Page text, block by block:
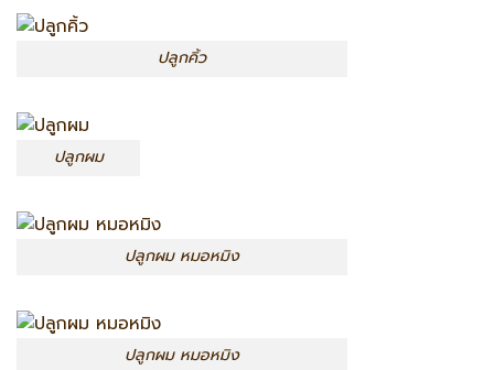
ปลูกคิ้ว
ปลูกผม
ปลูกผม หมอหมิง
ปลูกผม หมอหมิง